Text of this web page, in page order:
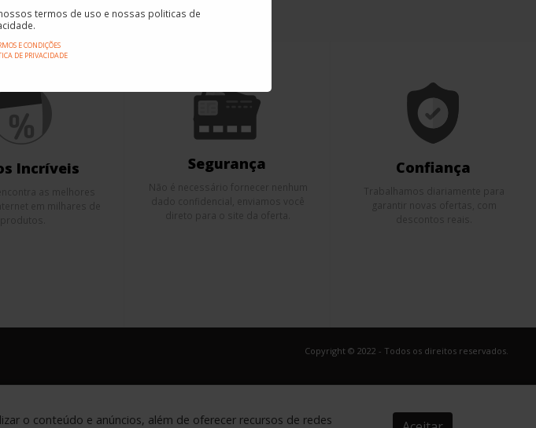
termos de uso e nossas politicas de
E CONDIÇÕES
DE PRIVACIDADE
o conteúdo e anúncios, além de oferecer recursos de redes
Incríveis Segurança Confiança
Copyright © 2022 - Todos os direitos reservados.